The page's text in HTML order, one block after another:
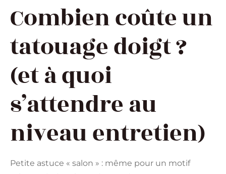
Combien coûte un
tatouage doigt ?
(et à quoi
s’attendre au
niveau entretien)
Petite astuce « salon » : même pour un motif